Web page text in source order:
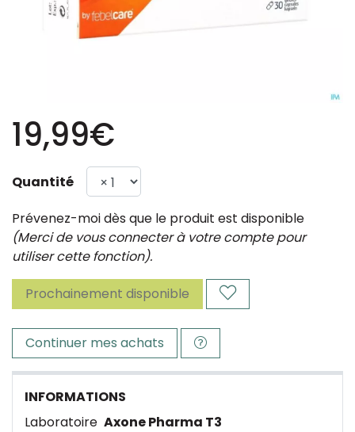
19,99€
Quantité
Prévenez-moi dès que le produit est disponible
(Merci de vous connecter à votre compte pour
utiliser cette fonction).
Prochainement disponible
Continuer mes achats
INFORMATIONS
Laboratoire Axone Pharma T3